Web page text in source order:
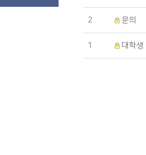
2 문의
1 대학생